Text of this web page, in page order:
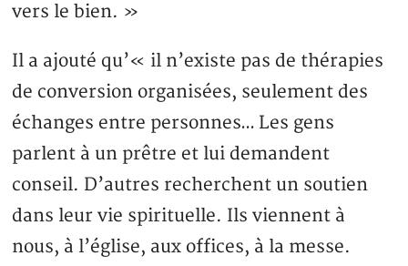
vers le bien. »
Il a ajouté qu’« il n’existe pas de thérapies
de conversion organisées, seulement des
échanges entre personnes… Les gens
parlent à un prêtre et lui demandent
conseil. D’autres recherchent un soutien
dans leur vie spirituelle. Ils viennent à
nous, à l’église, aux offices, à la messe.